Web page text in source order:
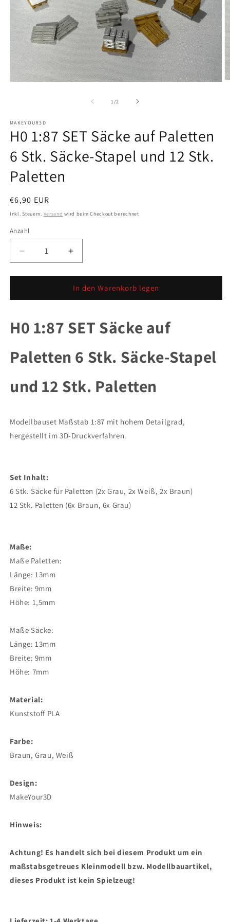
1 /von
2
MAKEYOUR3D
H0 1:87 SET Säcke auf Paletten
6 Stk. Säcke-Stapel und 12 Stk.
Paletten
Normaler
Preis
€6,90 EUR
Inkl. Steuern. Versand wird beim Checkout berechnet
Anzahl
Anzahl
Verringere
die
Menge
H0
SET
Säcke
Paletten
6
Säcke-
Stapel
12
Stk.
Paletten
Erhöhe
die
Menge
für
H0
SET
Säcke
Paletten
6
Säcke-
Stapel
12
Stk.
Paletten
In den Warenkorb legen
H0 1:87 SET Säcke auf
Paletten 6 Stk. Säcke-Stapel
und 12 Stk. Paletten
Modellbauset Maßstab 1:87 mit hohem Detailgrad,
hergestellt im 3D-Druckverfahren.
Set Inhalt:
6 Stk. Säcke für Paletten (2x Grau, 2x Weiß, 2x Braun)
12 Stk. Paletten (6x Braun, 6x Grau)
Maße:
Maße Paletten:
Länge: 13mm
Breite: 9mm
Höhe: 1,5mm
Maße Säcke:
Länge: 13mm
Breite: 9mm
Höhe: 7mm
Material:
Kunststoff PLA
Farbe:
Braun, Grau, Weiß
Design:
MakeYour3D
Hinweis:
Achtung! Es handelt sich bei diesem Produkt um ein
maßstabsgetreues Kleinmodell bzw. Modellbauartikel,
dieses Produkt ist kein Spielzeug!